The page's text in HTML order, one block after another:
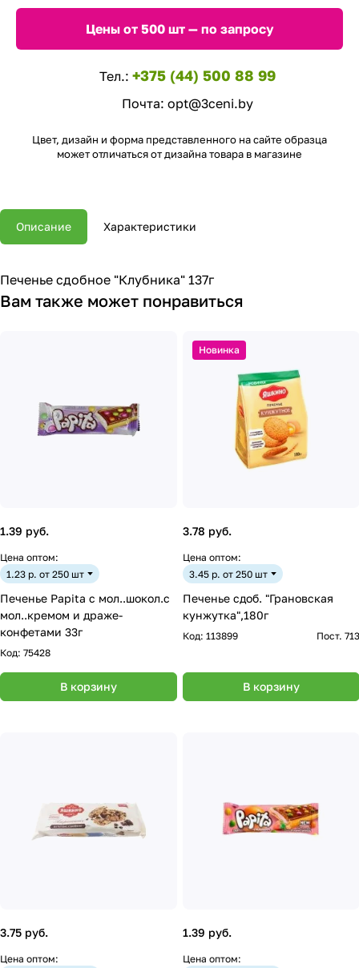
Цены от 500 шт — по запросу
Тел.: +375 (44) 500 88 99
Почта: opt@3ceni.by
Цвет, дизайн и форма представленного на сайте образца
может отличаться от дизайна товара в магазине
Описание Характеристики
Печенье сдобное "Клубника" 137г
Вам также может понравиться
1.39 руб.
Цена оптом:
1.23 р. от 250 шт
Печенье Papita с мол..шокол.с
мол..кремом и драже-
конфетами 33г
Код: 75428
В корзину
Новинка
3.78 руб.
Цена оптом:
3.45 р. от 250 шт
Печенье сдоб. "Грановская
кунжутка",180г
Код: 113899 Пост. 713
В корзину
3.75 руб.
Цена оптом:
1.39 руб.
Цена оптом: